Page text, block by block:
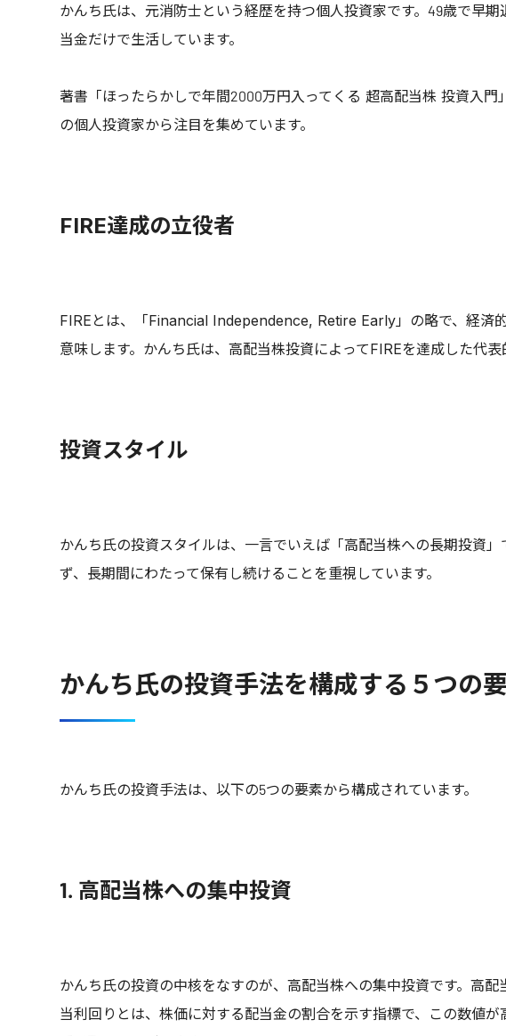
かんち氏は、元消防士という経歴を持つ個人投資家です。49歳で早
当金だけで生活しています。
著書「ほったらかしで年間2000万円入ってくる 超高配当株 投資入門
の個人投資家から注目を集めています。
FIRE達成の立役者
FIREとは、「Financial Independence, Retire Early」の略で、経済
意味します。かんち氏は、高配当株投資によってFIREを達成した代表
投資スタイル
かんち氏の投資スタイルは、一言でいえば「高配当株への長期投資
ず、長期間にわたって保有し続けることを重視しています。
かんち氏の投資手法を構成する５つの
かんち氏の投資手法は、以下の5つの要素から構成されています。
1. 高配当株への集中投資
かんち氏の投資の中核をなすのが、高配当株への集中投資です。高
当利回りとは、株価に対する配当金の割合を示す指標で、この数値